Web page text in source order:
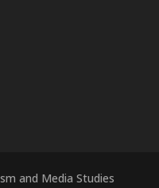
and Media Studies